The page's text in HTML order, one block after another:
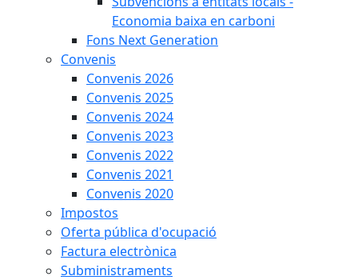
Economia baixa en carboni
Fons Next Generation
Convenis
Convenis 2026
Convenis 2025
Convenis 2024
Convenis 2023
Convenis 2022
Convenis 2021
Convenis 2020
Impostos
Oferta pública d'ocupació
Factura electrònica
Subministraments